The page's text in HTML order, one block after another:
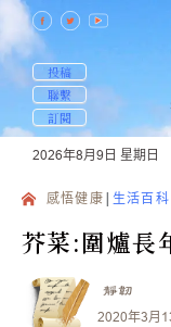
投稿
聯繫
訂閱
2026年8月9日 星期日
感悟健康 生活百科
芥菜:圍爐長
靜韌
2020年3月